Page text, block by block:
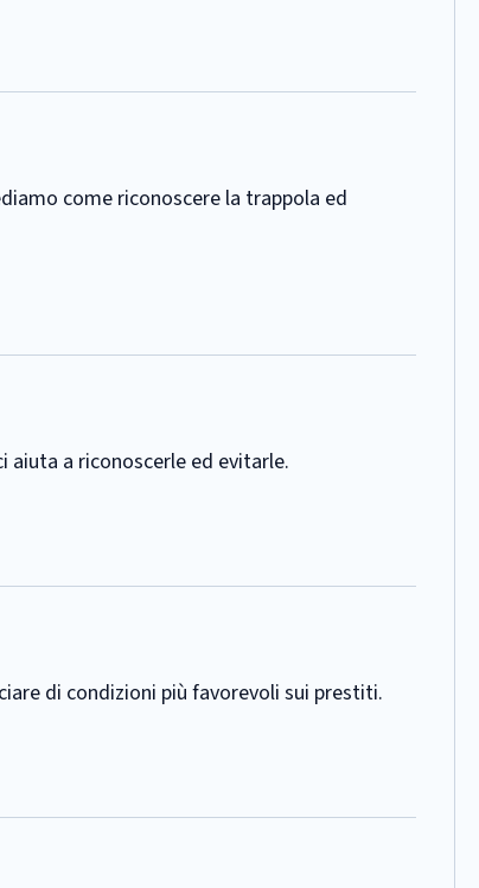
come riconoscere la trappola ed
aiuta a riconoscerle ed evitarle.
di condizioni più favorevoli sui prestiti.